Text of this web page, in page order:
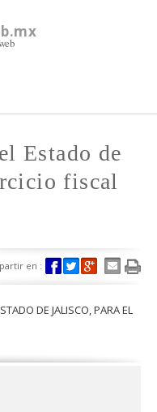
Estado de
fiscal
en :
DE JALISCO, PARA EL